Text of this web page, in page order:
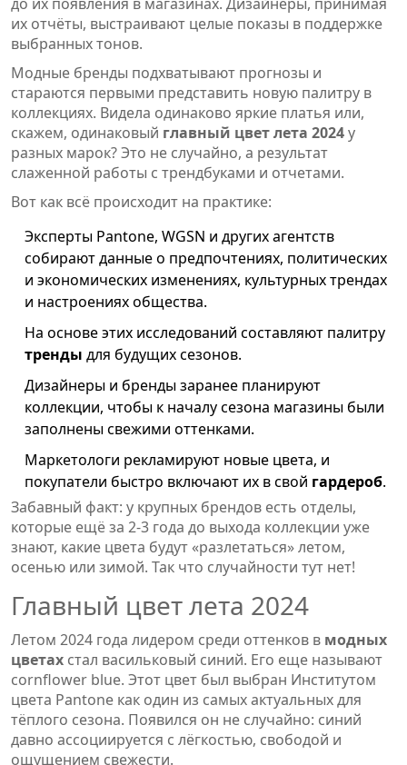
их отчёты, выстраивают целые показы в поддержке
выбранных тонов.
Модные бренды подхватывают прогнозы и
стараются первыми представить новую палитру в
коллекциях. Видела одинаково яркие платья или,
скажем, одинаковый главный цвет лета 2024у
разных марок? Это не случайно, а результат
слаженной работы с трендбуками и отчетами.
Вот как всё происходит на практике:
Эксперты Pantone, WGSN и других агентств
собирают данные о предпочтениях, политических
и экономических изменениях, культурных трендах
и настроениях общества.
На основе этих исследований составляют палитру
тренды для будущих сезонов.
Дизайнеры и бренды заранее планируют
коллекции, чтобы к началу сезона магазины были
заполнены свежими оттенками.
Маркетологи рекламируют новые цвета, и
покупатели быстро включают их в свой гардероб.
Забавный факт: у крупных брендов есть отделы,
которые ещё за 2-3 года до выхода коллекции уже
знают, какие цвета будут «разлетаться» летом,
осенью или зимой. Так что случайности тут нет!
Главный цвет лета 2024
Летом 2024 года лидером среди оттенков в модных
цветах стал васильковый синий. Его еще называют
cornflower blue. Этот цвет был выбран Институтом
цвета Pantone как один из самых актуальных для
тёплого сезона. Появился он не случайно: синий
давно ассоциируется с лёгкостью, свободой и
ощущением свежести.